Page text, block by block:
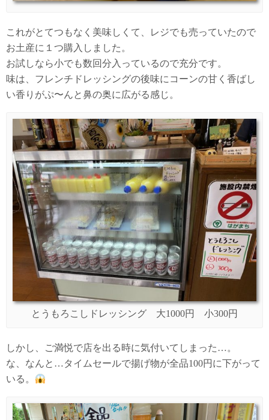
これがとてつもなく美味しくて、レジでも売っていたので
お土産に１つ購入しました。
お試しなら小でも数回分入っているので充分です。
味は、フレンチドレッシングの後味にコーンの甘く香ばし
い香りがぷ〜んと鼻の奥に広がる感じ。
とうもろこしドレッシング 大1000円 小300円
しかし、ご満悦で店を出る時に気付いてしまった…。
な、なんと…タイムセールで揚げ物が全品100円に下がって
いる。